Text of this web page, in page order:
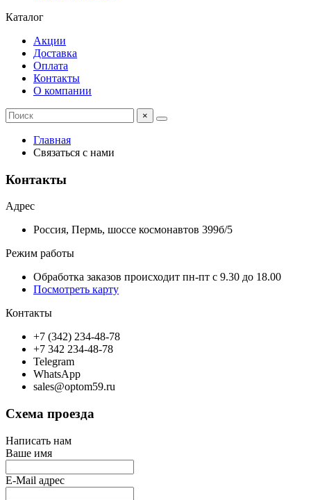
Каталог
Акции
Доставка
Оплата
Контакты
О компании
×
Главная
Связаться с нами
Контакты
Адрес
Россия, Пермь, шоссе космонавтов 399б/5
Режим работы
Обработка заказов происходит пн-пт с 9.30 до 18.00
Посмотреть карту
Контакты
+7 (342) 234-48-78
+7 342 234-48-78
Telegram
WhatsApp
sales@optom59.ru
Схема проезда
Написать нам
Ваше имя
E-Mail адрес